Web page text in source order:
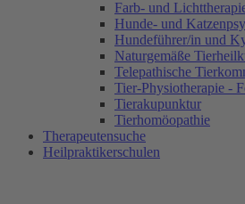
Farb- und
Hunde- und
Hundeführer/in und
Naturgemäße
Telepathische
Tier-Physiotherapie -
Tierakupunktur
Tierhomöopathie
Therapeutensuche
Heilpraktikerschulen